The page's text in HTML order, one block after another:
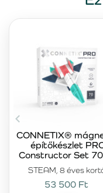
STEAM, 8 éves
CONNETIX®
építőkészlet
Constructor Set
53 500 Ft